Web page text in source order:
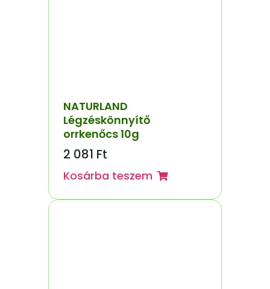
NATURLAND
Légzéskönnyítő
orrkenőcs 10g
2 081 Ft
Kosárba teszem